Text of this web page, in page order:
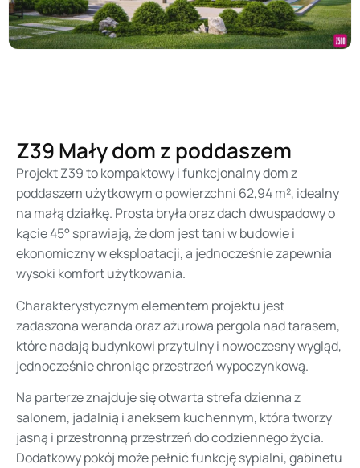
Z39 Mały dom z poddaszem
Projekt Z39 to kompaktowy i funkcjonalny dom z
poddaszem użytkowym o powierzchni 62,94 m², idealny
na małą działkę. Prosta bryła oraz dach dwuspadowy o
kącie 45° sprawiają, że dom jest tani w budowie i
ekonomiczny w eksploatacji, a jednocześnie zapewnia
wysoki komfort użytkowania.
Charakterystycznym elementem projektu jest
zadaszona weranda oraz ażurowa pergola nad tarasem,
które nadają budynkowi przytulny i nowoczesny wygląd,
jednocześnie chroniąc przestrzeń wypoczynkową.
Na parterze znajduje się otwarta strefa dzienna z
salonem, jadalnią i aneksem kuchennym, która tworzy
jasną i przestronną przestrzeń do codziennego życia.
Dodatkowy pokój może pełnić funkcję sypialni, gabinetu